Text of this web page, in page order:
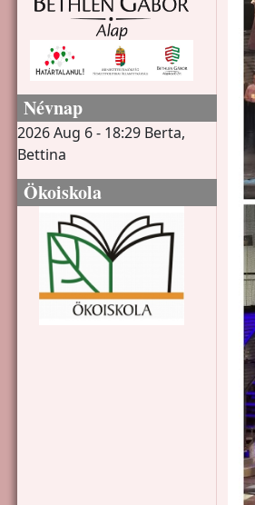
Névnap
2026 Aug 6 - 18:29 Berta,
Bettina
Ökoiskola